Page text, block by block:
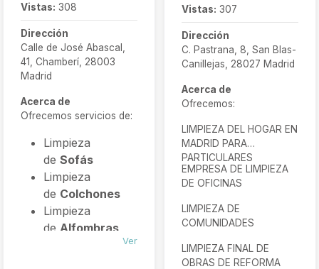
Vistas: 308
Dirección
Calle de José Abascal,
41, Chamberí, 28003
Madrid
Acerca de
Ofrecemos servicios de:
Limpieza
de Sofás
Limpieza
de Colchones
Limpieza
de Alfombras
Ver
Vistas: 307
Dirección
C. Pastrana, 8, San Blas-
Canillejas, 28027 Madrid
Acerca de
Ofrecemos:
LIMPIEZA DEL HOGAR EN
MADRID PARA
PARTICULARES
EMPRESA DE LIMPIEZA
DE OFICINAS
LIMPIEZA DE
COMUNIDADES
LIMPIEZA FINAL DE
OBRAS DE REFORMA